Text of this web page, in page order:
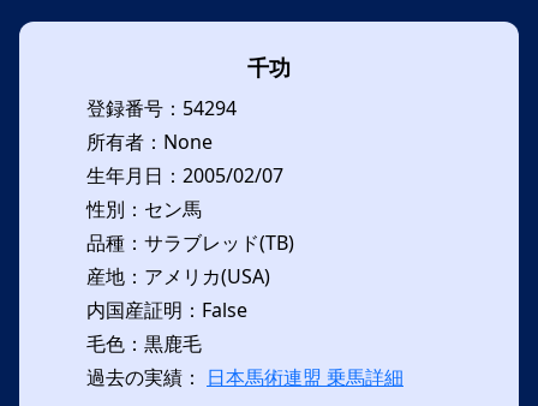
千功
登録番号：54294
所有者：None
生年月日：2005/02/07
性別：セン馬
品種：サラブレッド(TB)
産地：アメリカ(USA)
内国産証明：False
毛色：黒鹿毛
過去の実績： 日本馬術連盟 乗馬詳細